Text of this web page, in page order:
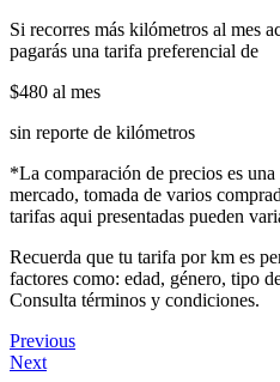
Si recorres más kilómetros al mes
pagarás una tarifa preferencial de
$480 al mes
sin reporte de kilómetros
*La comparación de precios es
mercado, tomada de varios
tarifas aqui presentadas pueden
Recuerda que tu tarifa por km es
factores como: edad, género, tipo
Consulta términos y condiciones.
Previous
Next